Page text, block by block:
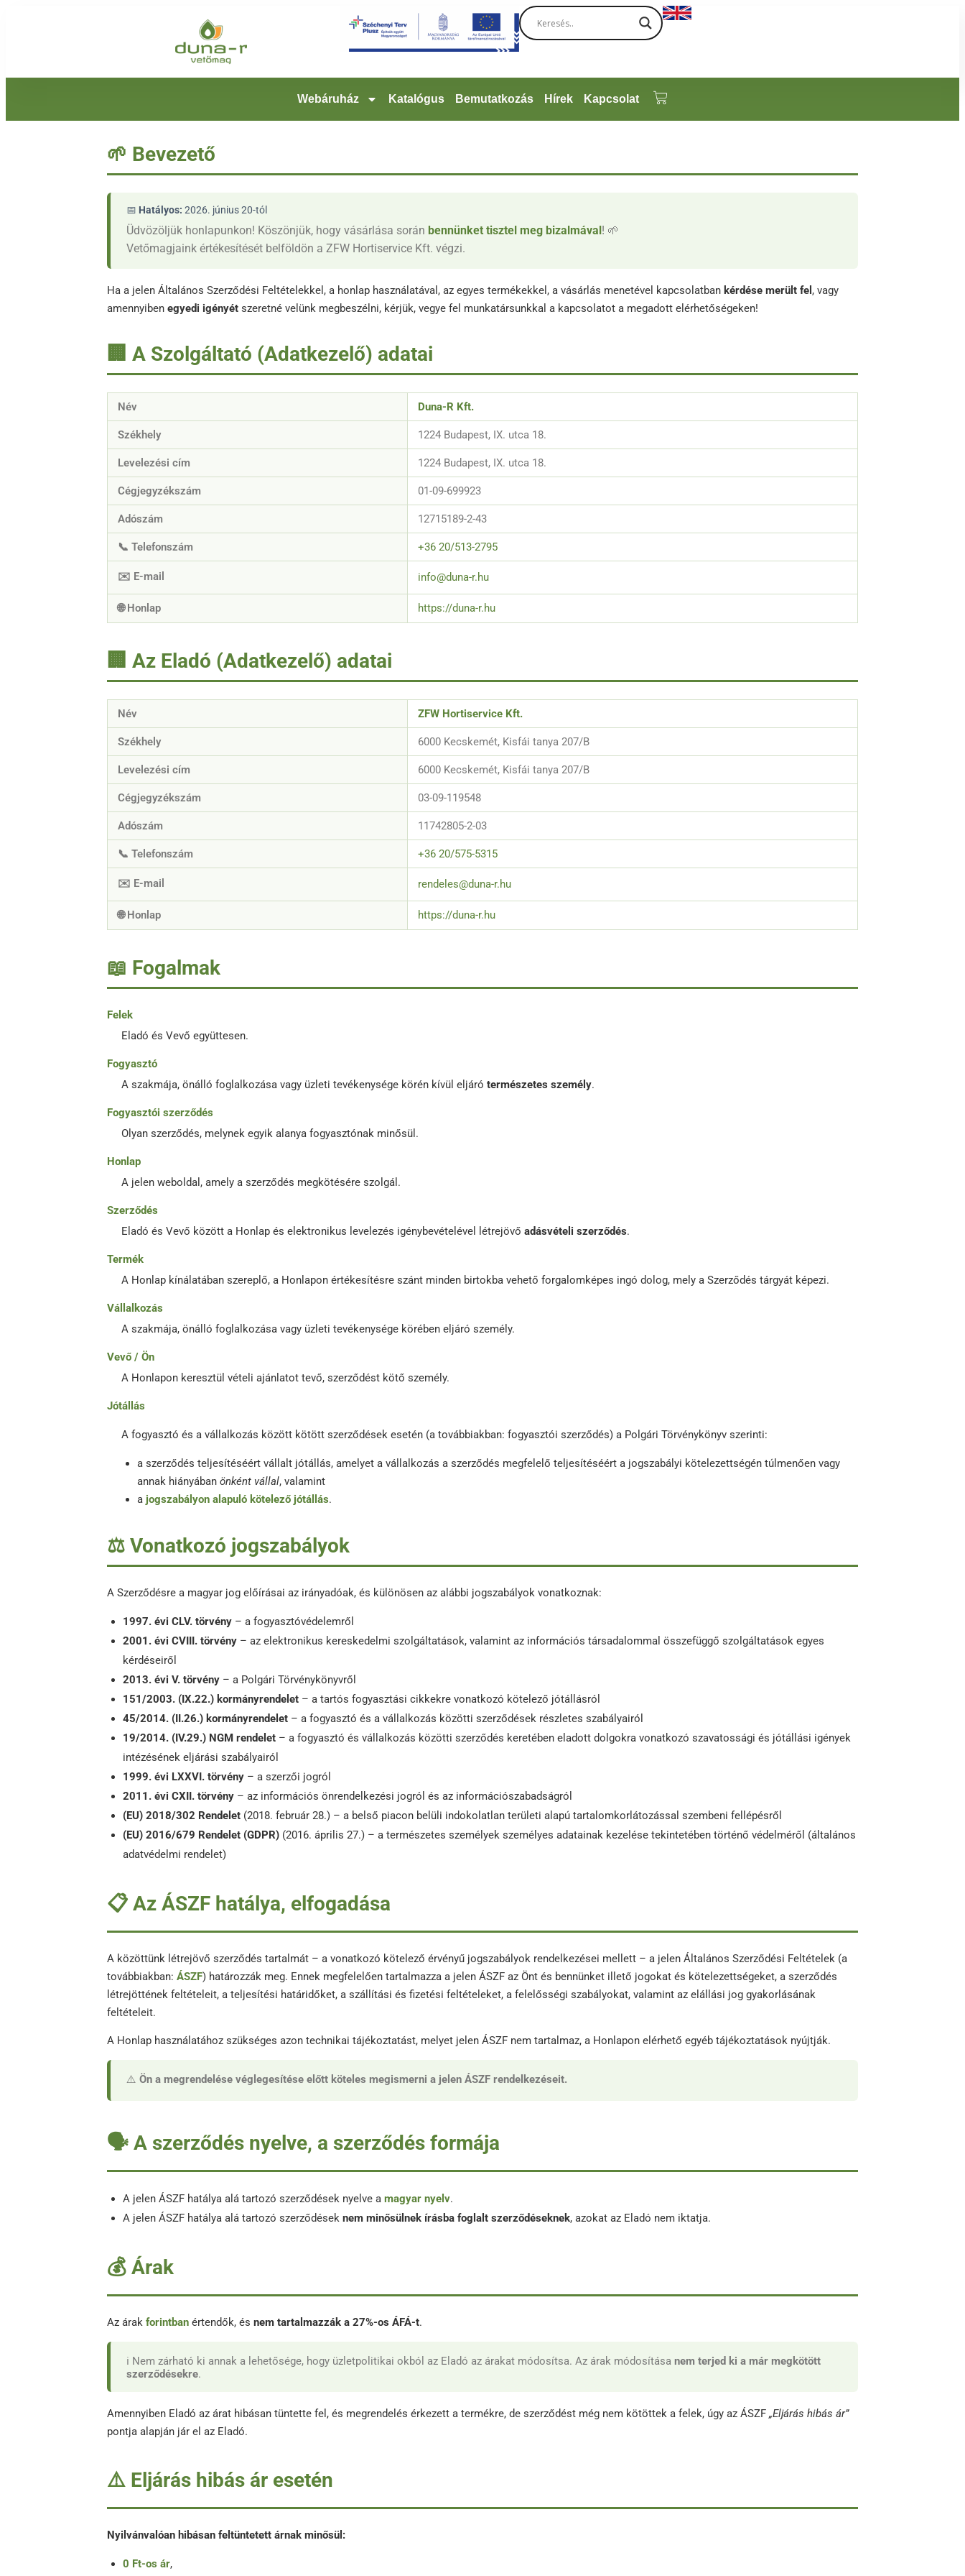
Webáruház Katalógus Bemutatkozás Hírek Kapcsolat
🌱 Bevezető
📅 Hatályos: 2026. június 20-tól
Üdvözöljük honlapunkon! Köszönjük, hogy vásárlása során bennünket tisztel meg bizalmával! 🌱
Vetőmagjaink értékesítését belföldön a ZFW Hortiservice Kft. végzi.
Ha a jelen Általános Szerződési Feltételekkel, a honlap használatával, az egyes termékekkel, a vásárlás menetével kapcsolatban kérdése merült fel , vagy
amennyiben egyedi igényétszeretné velünk megbeszélni, kérjük, vegye fel munkatársunkkal a kapcsolatot a megadott elérhetőségeken!
🏢 A Szolgáltató (Adatkezelő) adatai
Név Duna-R Kft.
Székhely 1224 Budapest, IX. utca 18.
Levelezési cím 1224 Budapest, IX. utca 18.
Cégjegyzékszám 01-09-699923
Adószám 12715189-2-43
📞 Telefonszám +36 20/513-2795
✉️ E-mail info@duna-r.hu
🌐 Honlap https://duna-r.hu
🏢 Az Eladó (Adatkezelő) adatai
Név ZFW Hortiservice Kft.
Székhely 6000 Kecskemét, Kisfái tanya 207/B
Levelezési cím 6000 Kecskemét, Kisfái tanya 207/B
Cégjegyzékszám 03-09-119548
Adószám 11742805-2-03
📞 Telefonszám +36 20/575-5315
✉️ E-mail rendeles@duna-r.hu
🌐 Honlap https://duna-r.hu
📖 Fogalmak
Felek
Eladó és Vevő együttesen.
Fogyasztó
A szakmája, önálló foglalkozása vagy üzleti tevékenysége körén kívül eljáró természetes személy.
Fogyasztói szerződés
Olyan szerződés, melynek egyik alanya fogyasztónak minősül.
Honlap
A jelen weboldal, amely a szerződés megkötésére szolgál.
Szerződés
Eladó és Vevő között a Honlap és elektronikus levelezés igénybevételével létrejövő adásvételi szerződés.
Termék
A Honlap kínálatában szereplő, a Honlapon értékesítésre szánt minden birtokba vehető forgalomképes ingó dolog, mely a Szerződés tárgyát képezi.
Vállalkozás
A szakmája, önálló foglalkozása vagy üzleti tevékenysége körében eljáró személy.
Vevő / Ön
A Honlapon keresztül vételi ajánlatot tevő, szerződést kötő személy.
Jótállás
A fogyasztó és a vállalkozás között kötött szerződések esetén (a továbbiakban: fogyasztói szerződés) a Polgári Törvénykönyv szerinti:
a szerződés teljesítéséért vállalt jótállás, amelyet a vállalkozás a szerződés megfelelő teljesítéséért a jogszabályi kötelezettségén túlmenően vagy
annak hiányában önként vállal, valamint
a jogszabályon alapuló kötelező jótállás.
⚖️ Vonatkozó jogszabályok
A Szerződésre a magyar jog előírásai az irányadóak, és különösen az alábbi jogszabályok vonatkoznak:
1997. évi CLV. törvény– a fogyasztóvédelemről
2001. évi CVIII. törvény– az elektronikus kereskedelmi szolgáltatások, valamint az információs társadalommal összefüggő szolgáltatások egyes
kérdéseiről
2013. évi V. törvény– a Polgári Törvénykönyvről
151/2003. (IX.22.) kormányrendelet– a tartós fogyasztási cikkekre vonatkozó kötelező jótállásról
45/2014. (II.26.) kormányrendelet– a fogyasztó és a vállalkozás közötti szerződések részletes szabályairól
19/2014. (IV.29.) NGM rendelet– a fogyasztó és vállalkozás közötti szerződés keretében eladott dolgokra vonatkozó szavatossági és jótállási igények
intézésének eljárási szabályairól
1999. évi LXXVI. törvény– a szerzői jogról
2011. évi CXII. törvény– az információs önrendelkezési jogról és az információszabadságról
(EU) 2018/302 Rendelet(2018. február 28.) – a belső piacon belüli indokolatlan területi alapú tartalomkorlátozással szembeni fellépésről
(EU) 2016/679 Rendelet (GDPR)(2016. április 27.) – a természetes személyek személyes adatainak kezelése tekintetében történő védelméről (általános
adatvédelmi rendelet)
📋 Az ÁSZF hatálya, elfogadása
A közöttünk létrejövő szerződés tartalmát – a vonatkozó kötelező érvényű jogszabályok rendelkezései mellett – a jelen Általános Szerződési Feltételek (a
továbbiakban: ÁSZF) határozzák meg. Ennek megfelelően tartalmazza a jelen ÁSZF az Önt és bennünket illető jogokat és kötelezettségeket, a szerződés
létrejöttének feltételeit, a teljesítési határidőket, a szállítási és fizetési feltételeket, a felelősségi szabályokat, valamint az elállási jog gyakorlásának
feltételeit.
A Honlap használatához szükséges azon technikai tájékoztatást, melyet jelen ÁSZF nem tartalmaz, a Honlapon elérhető egyéb tájékoztatások nyújtják.
⚠️ Ön a megrendelése véglegesítése előtt köteles megismerni a jelen ÁSZF rendelkezéseit.
🗣️ A szerződés nyelve, a szerződés formája
A jelen ÁSZF hatálya alá tartozó szerződések nyelve a magyar nyelv.
A jelen ÁSZF hatálya alá tartozó szerződések nem minősülnek írásba foglalt szerződéseknek, azokat az Eladó nem iktatja.
💰 Árak
Az árak forintbanértendők, és nem tartalmazzák a 27%-os ÁFÁ-t.
ℹ️ Nem zárható ki annak a lehetősége, hogy üzletpolitikai okból az Eladó az árakat módosítsa. Az árak módosítása nem terjed ki a már megkötött
szerződésekre.
Amennyiben Eladó az árat hibásan tüntette fel, és megrendelés érkezett a termékre, de szerződést még nem kötöttek a felek, úgy az ÁSZF „Eljárás hibás ár”
pontja alapján jár el az Eladó.
⚠️ Eljárás hibás ár esetén
Nyilvánvalóan hibásan feltüntetett árnak minősül:
0 Ft-os ár,